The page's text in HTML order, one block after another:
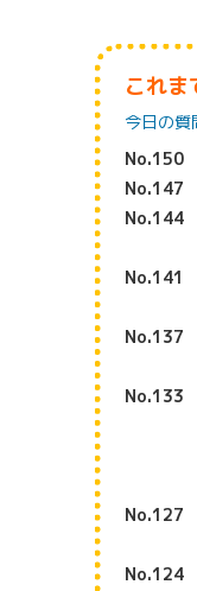
これ
今日の質
No.150
No.147
No.144
No.141
No.137
No.133
No.127
No.124